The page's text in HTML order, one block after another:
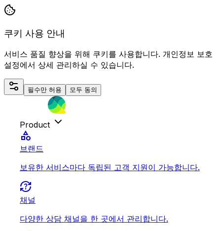
쿠키 사용 안내
서비스 품질 향상을 위해 쿠키를 사용합니다. 개인정보 보호
설정에서 상세 관리하실 수 있습니다.
필수만 허용 모두 동의
Product
category
브랜드
보유한 서비스마다 독립된 고객 지원이 가능합니다.
question_exchange
채널
다양한 상담 채널을 한 곳에서 관리합니다.